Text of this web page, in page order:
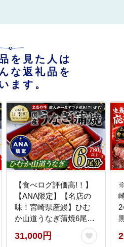
を見た人は
な返礼品を
ます。
【食べログ評価高!！】
【ANA限定】【名店の
味！宮崎県産鰻】ひむ
か山道うなぎ蒲焼6尾分
(780g以上) 【 国産 うな
ぎ ウナギ 鰻 】
31,000円